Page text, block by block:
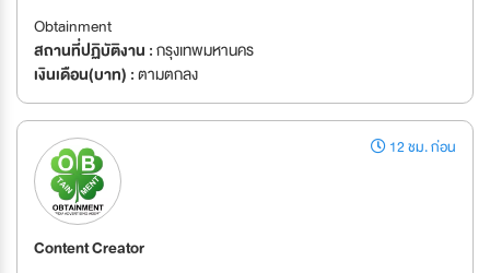
Obtainment
สถานที่ปฏิบัติงาน :กรุงเทพมหานคร
เงินเดือน(บาท) :ตามตกลง
12 ชม. ก่อน
Content Creator